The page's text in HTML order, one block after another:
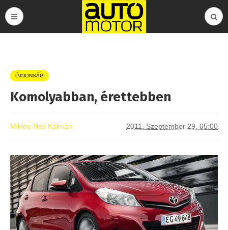
ÚJDONSÁG
Komolyabban, érettebben
Miklós-Illés Kálmán 2011. Szeptember 29. 05:00